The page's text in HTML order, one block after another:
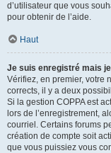
d’utilisateur que vous
pour obtenir de l’aide.
Haut
Je suis enregistré mais
Vérifiez, en premier, votre
corrects, il y a deux
Si la gestion COPPA est
lors de l’enregistrement,
courriel. Certains forums
création de compte soit
que vous puissiez vous